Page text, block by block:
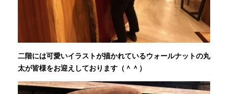
二階には可愛いイラストが描かれているウォールナットの丸
太が皆様をお迎えしております（＾＾）